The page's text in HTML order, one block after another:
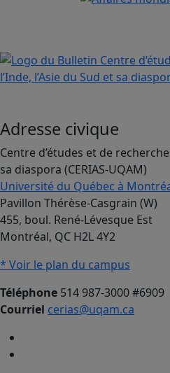
Adresse civique
Centre d’études et de
sa diaspora (CERIAS-UQAM)
Université du Québec à
Pavillon Thérèse-Casgrain (W)
455, boul. René-Lévesque Est
Montréal, QC H2L 4Y2
* Voir le plan du campus
Téléphone 514 987-3000 #6909
Courriel cerias@uqam.ca